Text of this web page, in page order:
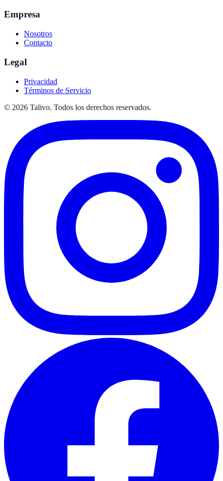
Empresa
Nosotros
Contacto
Legal
Privacidad
Términos de Servicio
© 2026 Talivo. Todos los derechos reservados.